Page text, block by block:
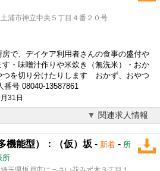
浦市神立中央５丁目４番２０号
で、デイケア利用者さんの食事の盛付や
・味噌汁作りや米炊き（無洗米）・おか
つを切り分けたりします おかず、おやつ
号 08040-13587861
31日
関連求人情報
機能型）：（仮）坂 - 新着 - 所
所